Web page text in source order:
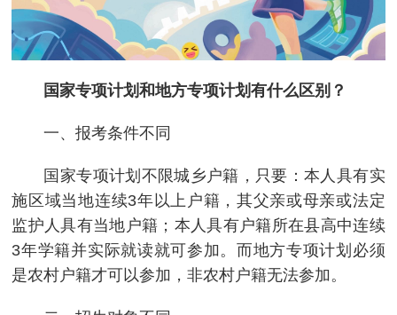
国家专项计划和地方专项计划有什么区别？
一、报考条件不同
国家专项计划不限城乡户籍，只要：本人具有实
施区域当地连续3年以上户籍，其父亲或母亲或法定
监护人具有当地户籍；本人具有户籍所在县高中连续
3年学籍并实际就读就可参加。而地方专项计划必须
是农村户籍才可以参加，非农村户籍无法参加。